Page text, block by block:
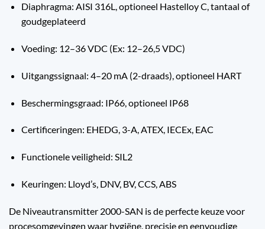
Diaphragma: AISI 316L, optioneel Hastelloy C, tantaal of
goudgeplateerd
Voeding: 12–36 VDC (Ex: 12–26,5 VDC)
Uitgangssignaal: 4–20 mA (2-draads), optioneel HART
Beschermingsgraad: IP66, optioneel IP68
Certificeringen: EHEDG, 3-A, ATEX, IECEx, EAC
Functionele veiligheid: SIL2
Keuringen: Lloyd’s, DNV, BV, CCS, ABS
De Niveautransmitter 2000-SAN is de perfecte keuze voor
procesomgevingen waar hygiëne, precisie en eenvoudige